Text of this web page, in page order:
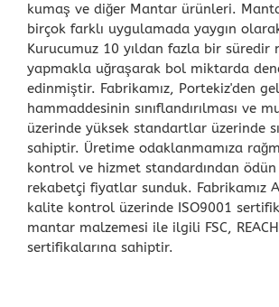
kumaş ve diğer Mantar ürünleri.
birçok farklı uygulamada yaygın
Kurucumuz 10 yıldan fazla bir süredir
yapmakla uğraşarak bol miktarda
edinmiştir. Fabrikamız, Portekiz'den
hammaddesinin sınıflandırılması ve
üzerinde yüksek standartlar üzerinde
sahiptir. Üretime odaklanmamıza
kontrol ve hizmet standardından ödün
rekabetçi fiyatlar sunduk. Fabrikamız
kalite kontrol üzerinde ISO9001
mantar malzemesi ile ilgili FSC,
sertifikalarına sahiptir.